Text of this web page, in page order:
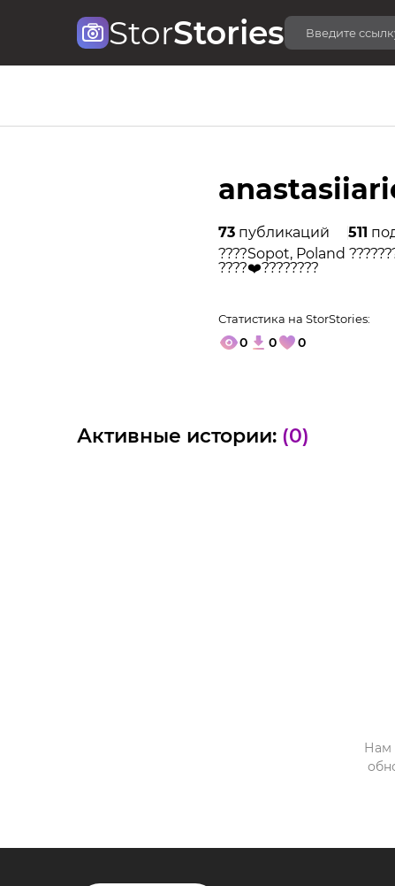
StorStories
73 публикаций 511
????Sopot, Poland
????‍❤️‍????‍????
Статистика на StorStories:
0 0 0
Активные истории: (0)
Нам